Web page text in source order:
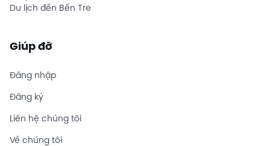
Du lịch đến Bến Tre
Giúp đỡ
Đăng nhập
Đăng ký
Liên hệ chúng tôi
Về chúng tôi